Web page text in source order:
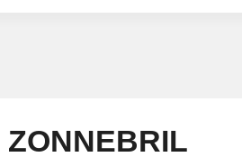
ZONNEBRIL